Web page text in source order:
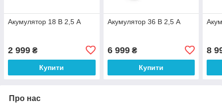
Акумулятор 18 В 2,5 A
2 999 ₴
Купити
Акумулятор 36 В 2,5 A
6 999₴
Купити
8
Про нас